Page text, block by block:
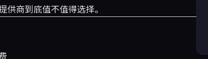
供商到底值不值得选择。